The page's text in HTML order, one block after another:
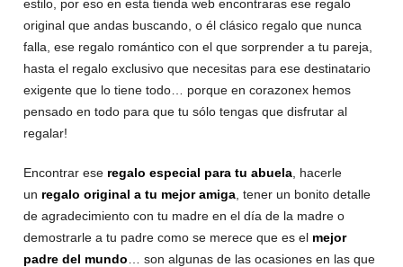
estilo, por eso en esta tienda web encontraras ese regalo
original que andas buscando, o él clásico regalo que nunca
falla, ese regalo romántico con el que sorprender a tu pareja,
hasta el regalo exclusivo que necesitas para ese destinatario
exigente que lo tiene todo… porque en corazonex hemos
pensado en todo para que tu sólo tengas que disfrutar al
regalar!
Encontrar ese regalo especial para tu abuela , hacerle
un regalo original a tu mejor amiga , tener un bonito detalle
de agradecimiento con tu madre en el día de la madre o
demostrarle a tu padre como se merece que es el mejor
padre del mundo … son algunas de las ocasiones en las que